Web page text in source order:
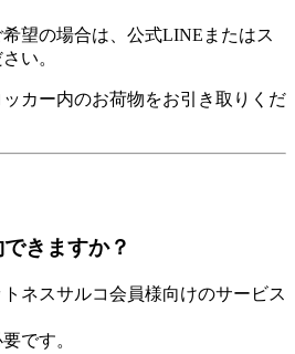
望の場合は、公式LINEまたはス
い。
カー内のお荷物をお引き取りくだ
きますか？
ネスサルコ会員様向けのサービス
です。